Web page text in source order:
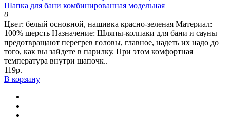
Шапка для бани комбинированная модельная
0
Цвет: белый основной, нашивка красно-зеленая Материал:
100% шерсть Назначение: Шляпы-колпаки для бани и сауны
предотвращают перегрев головы, главное, надеть их надо до
того, как вы зайдете в парилку. При этом комфортная
температура внутри шапочк..
119р.
В корзину